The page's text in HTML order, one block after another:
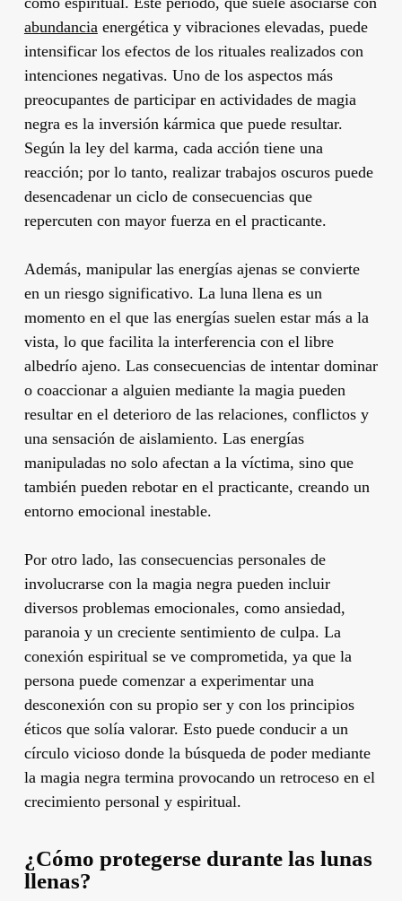
abundanciaenergética y vibraciones elevadas, puede
intensificar los efectos de los rituales realizados con
intenciones negativas. Uno de los aspectos más
preocupantes de participar en actividades de magia
negra es la inversión kármica que puede resultar.
Según la ley del karma, cada acción tiene una
reacción; por lo tanto, realizar trabajos oscuros puede
desencadenar un ciclo de consecuencias que
repercuten con mayor fuerza en el practicante.
Además, manipular las energías ajenas se convierte
en un riesgo significativo. La luna llena es un
momento en el que las energías suelen estar más a la
vista, lo que facilita la interferencia con el libre
albedrío ajeno. Las consecuencias de intentar dominar
o coaccionar a alguien mediante la magia pueden
resultar en el deterioro de las relaciones, conflictos y
una sensación de aislamiento. Las energías
manipuladas no solo afectan a la víctima, sino que
también pueden rebotar en el practicante, creando un
entorno emocional inestable.
Por otro lado, las consecuencias personales de
involucrarse con la magia negra pueden incluir
diversos problemas emocionales, como ansiedad,
paranoia y un creciente sentimiento de culpa. La
conexión espiritual se ve comprometida, ya que la
persona puede comenzar a experimentar una
desconexión con su propio ser y con los principios
éticos que solía valorar. Esto puede conducir a un
círculo vicioso donde la búsqueda de poder mediante
la magia negra termina provocando un retroceso en el
crecimiento personal y espiritual.
¿Cómo protegerse durante las lunas
llenas?